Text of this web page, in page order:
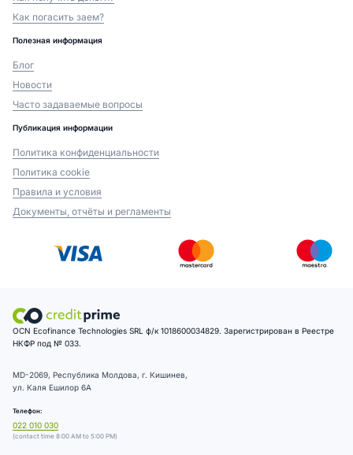
Как погасить заем?
Полезная информация
Блог
Новости
Часто задаваемые вопросы
Публикация информации
Политика конфиденциальности
Политика cookie
Правила и условия
Документы, отчёты и регламенты
OCN Ecofinance Technologies SRL ф/к 1018600034829. Зарегистрирован в Реестре
НКФР под № 033.
MD-2069, Республика Молдова, г. Кишинев,
ул. Каля Ешилор 6А
Телефон:
022 010 030
(contact time 8:00 AM to 5:00 PM)